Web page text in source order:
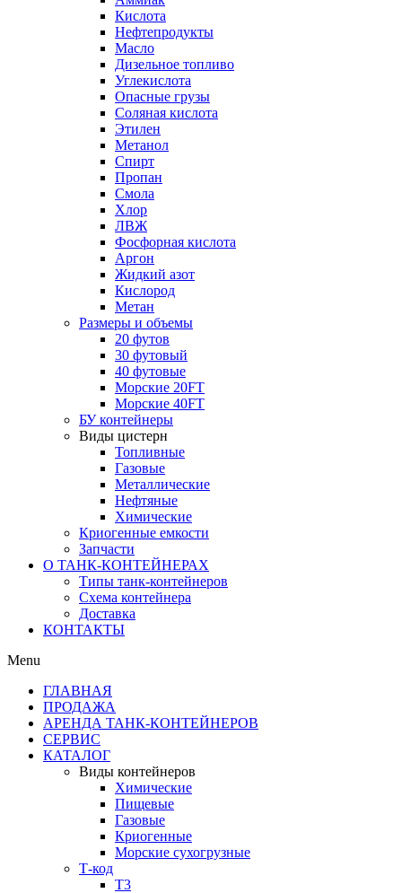
Кислота
Нефтепродукты
Масло
Дизельное топливо
Углекислота
Опасные грузы
Соляная кислота
Этилен
Метанол
Спирт
Пропан
Смола
Хлор
ЛВЖ
Фосфорная кислота
Аргон
Жидкий азот
Кислород
Метан
Размеры и объемы
20 футов
30 футовый
40 футовые
Морские 20FT
Морские 40FT
БУ контейнеры
Виды цистерн
Топливные
Газовые
Металлические
Нефтяные
Химические
Криогенные емкости
Запчасти
О ТАНК-КОНТЕЙНЕРАХ
Типы танк-контейнеров
Схема контейнера
Доставка
КОНТАКТЫ
Menu
ГЛАВНАЯ
ПРОДАЖА
АРЕНДА ТАНК-КОНТЕЙНЕРОВ
СЕРВИС
КАТАЛОГ
Виды контейнеров
Химические
Пищевые
Газовые
Криогенные
Морские сухогрузные
Т-код
Т3